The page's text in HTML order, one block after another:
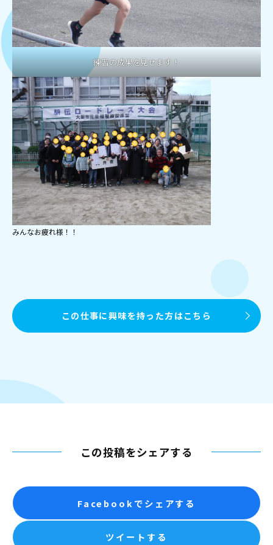
練習の成果を見せます！
みんなお疲れ様！！
この仕事に興味を持った方はこちら
この投稿をシェアする
Facebookでシェアする
ツイートする